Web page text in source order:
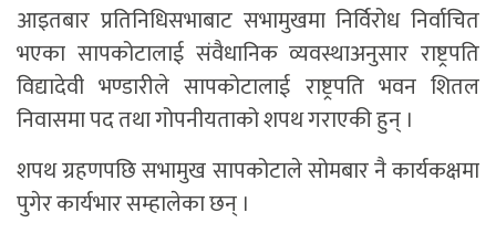
आइतबार प्रतिनिधिसभाबाट सभामुखमा निर्विरोध निर्वाचित
भएका सापकोटालाई संवैधानिक व्यवस्थाअनुसार राष्ट्रपति
विद्यादेवी भण्डारीले सापकोटालाई राष्ट्रपति भवन शितल
निवासमा पद तथा गोपनीयताको शपथ गराएकी हुन् ।
शपथ ग्रहणपछि सभामुख सापकोटाले सोमबार नै कार्यकक्षमा
पुगेर कार्यभार सम्हालेका छन् ।